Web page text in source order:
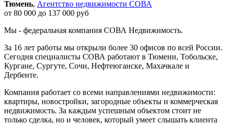
Тюмень‎, Агентство недвижимости СОВА
от 80 000 до 137 000 руб
Мы - федеральная компания СОВА Недвижимость.
За 16 лет работы мы открыли более 30 офисов по всей России.
Сегодня специалисты СОВА работают в Тюмени, Тобольске,
Кургане, Сургуте, Сочи, Нефтеюганске, Махачкале и
Дербенте.
Компания работает со всеми направлениями недвижимости:
квартиры, новостройки, загородные объекты и коммерческая
недвижимость. За каждым успешным объектом стоит не
только сделка, но и человек, который умеет слышать клиента